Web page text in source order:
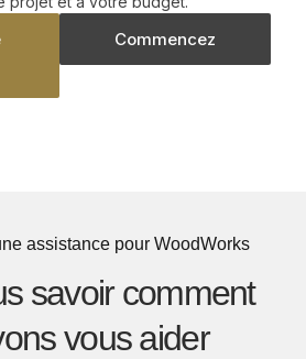
Commencez
assistance pour WoodWorks
savoir comment
vous aider